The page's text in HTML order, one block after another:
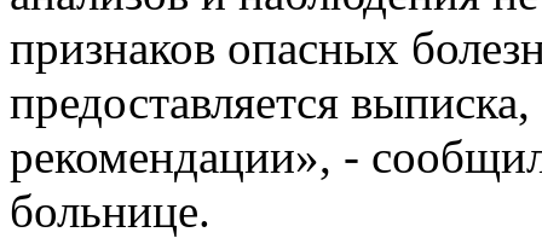
признаков опасных
предоставляется
рекомендации», -
больнице.